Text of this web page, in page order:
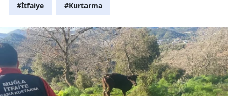
#İtfaiye #Kurtarma